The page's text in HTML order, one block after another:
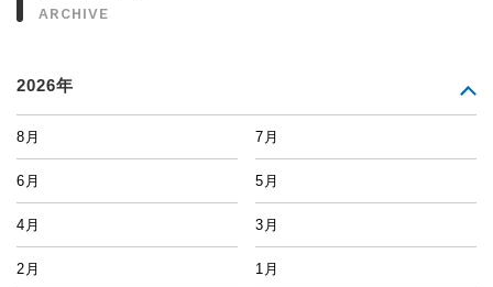
ARCHIVE
2026年
8月 7月
6月 5月
4月 3月
2月 1月